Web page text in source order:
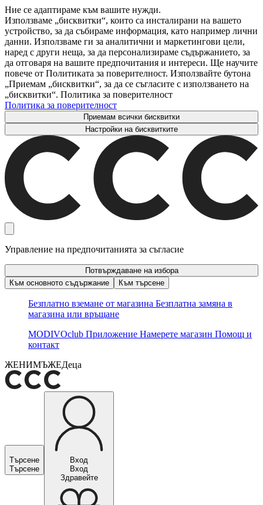
Ние се адаптираме към вашите нужди.
Използваме „бисквитки“, които са инсталирани на вашето
устройство, за да събираме информация, като например лични
данни. Използваме ги за аналитични и маркетингови цели,
наред с други неща, за да персонализираме съдържанието, за
да отговаря на вашите предпочитания и интереси. Ще научите
повече от Политиката за поверителност. Използвайте бутона
„Приемам „бисквитки“, за да се съгласите с използването на
„бисквитки“. Политика за поверителност
Политика за поверителност
Приемам всички бисквитки
Настройки на бисквитките
Управление на предпочитанията за съгласие
Потвърждаване на избора
Към основното съдържание
Към търсене
Безплатно вземане от магазина Безплатна замяна в
магазина или връщане
MODIVOclub Приложение Намерете магазин Помощ и
контакт
ЖЕНИМЪЖЕДеца
Търсене
Търсене
Вход
Вход
Здравейте